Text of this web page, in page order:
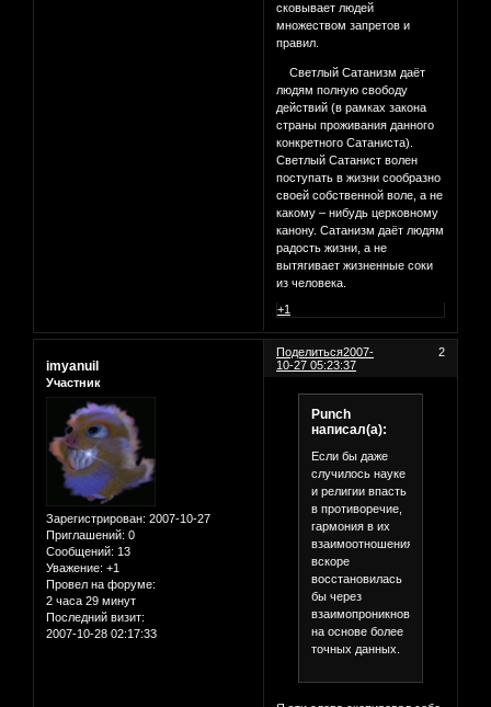
сковывает людей
множеством запретов и
правил.
Светлый Сатанизм даёт
людям полную свободу
действий (в рамках закона
страны проживания данного
конкретного Сатаниста).
Светлый Сатанист волен
поступать в жизни сообразно
своей собственной воле, а не
какому – нибудь церковному
канону. Сатанизм даёт людям
радость жизни, а не
вытягивает жизненные соки
из человека.
+1
Поделиться 2
2007-
10-27 05:23:37
imyanuil
Участник
Зарегистрирован: 2007-10-27
Приглашений: 0
Сообщений: 13
Уважение: +1
Провел на форуме:
2 часа 29 минут
Последний визит:
2007-10-28 02:17:33
Punch
написал(а):
Если бы даже
случилось науке
и религии впасть
в противоречие,
гармония в их
взаимоотношениях
вскоре
восстановилась
бы через
взаимопроникновение
на основе более
точных данных.